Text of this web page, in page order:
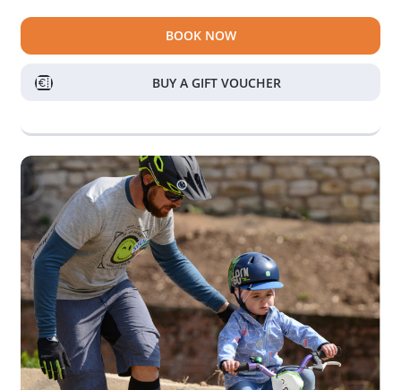
BOOK NOW
BUY A GIFT VOUCHER